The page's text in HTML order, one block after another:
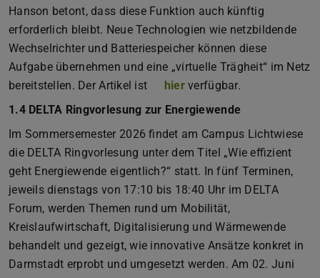
Hanson betont, dass diese Funktion auch künftig
erforderlich bleibt. Neue Technologien wie netzbildende
Wechselrichter und Batteriespeicher können diese
Aufgabe übernehmen und eine „virtuelle Trägheit“ im Netz
bereitstellen. Der Artikel ist
hierverfügbar.
1.4 DELTA Ringvorlesung zur Energiewende
Im Sommersemester 2026 findet am Campus Lichtwiese
die DELTA Ringvorlesung unter dem Titel „Wie effizient
geht Energiewende eigentlich?“ statt. In fünf Terminen,
jeweils dienstags von 17:10 bis 18:40 Uhr im DELTA
Forum, werden Themen rund um Mobilität,
Kreislaufwirtschaft, Digitalisierung und Wärmewende
behandelt und gezeigt, wie innovative Ansätze konkret in
Darmstadt erprobt und umgesetzt werden. Am 02. Juni